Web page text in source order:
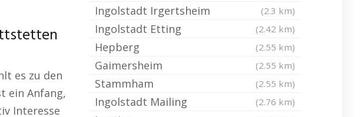
es zu den
ein Anfang,
Interesse
Ingolstadt Irgertsheim (2.3 km)
Ingolstadt Etting (2.42 km)
Hepberg (2.55 km)
Gaimersheim (2.55 km)
Stammham (2.55 km)
Ingolstadt Mailing (2.76 km)